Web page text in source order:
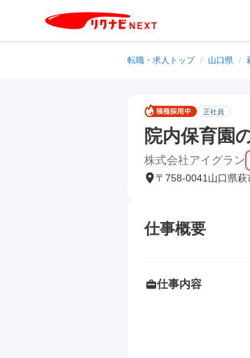
転職・求人トップ / 山口県 /
正社員
院内保育園
株式会社アイグラン
〒758-0041山口県萩
仕事概要
仕事内容